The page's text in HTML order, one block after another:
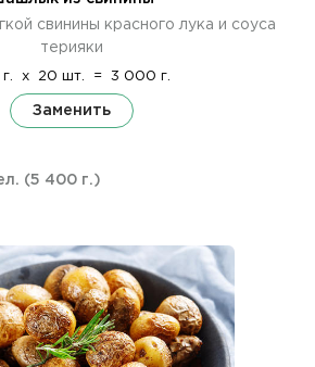
свинины красного лука и соуса
терияки
x 20 шт. = 3 000 г.
Заменить
(5 400 г.)